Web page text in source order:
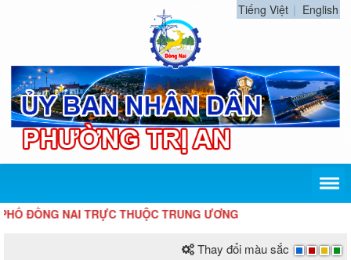
Tiếng Việt English
ĐỒNG NAI TRỰC THUỘC TRUNG ƯƠNG
Thay đổi màu sắc